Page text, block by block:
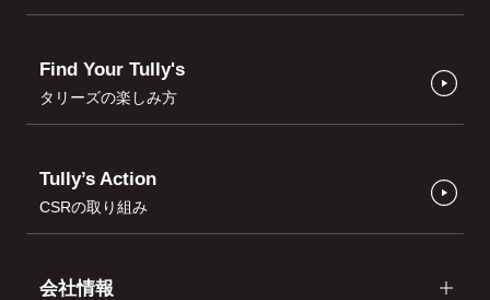
Find Your Tully's
タリーズの楽しみ方
Tully’s Action
CSRの取り組み
会社情報